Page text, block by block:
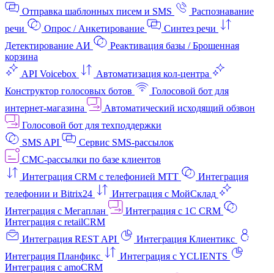
Отправка шаблонных писем и SMS
Распознавание
речи
Опрос / Анкетирование
Синтез речи
Детектирование АИ
Реактивация базы / Брошенная
корзина
API Voicebox
Автоматизация кол‑центра
Конструктор голосовых ботов
Голосовой бот для
интернет‑магазина
Автоматический исходящий обзвон
Голосовой бот для техподдержки
SMS API
Сервис SMS-рассылок
СМС-рассылки по базе клиентов
Интеграция CRM с телефонией МТТ
Интеграция
телефонии и Bitrix24
Интеграция с МойСклад
Интеграция с Мегаплан
Интеграция с 1C CRM
Интеграция с retailCRM
Интеграция REST API
Интеграция Клиентикс
Интеграция Планфикс
Интеграция с YCLIENTS
Интеграция с amoCRM